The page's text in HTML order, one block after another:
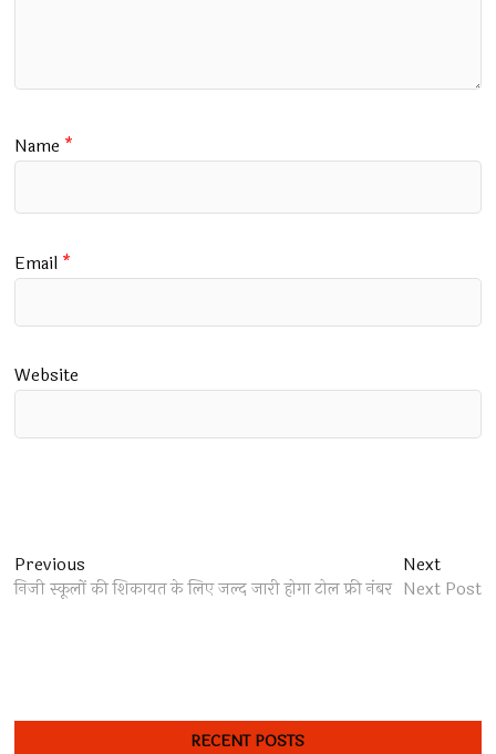
Name *
Email *
Website
Post
navigation
Previous
post:
निजी स्कूलों की शिकायत के लिए जल्द जारी होगा टोल फ्री नंबर
NextNext
post:
Next Post
RECENT POSTS